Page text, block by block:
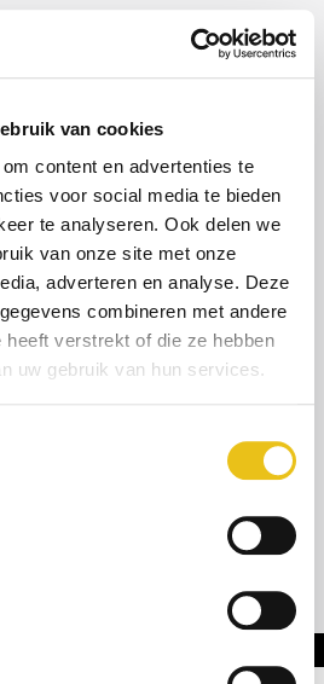
van cookies
content en advertenties te
voor social media te bieden
te analyseren. Ook delen we
van onze site met onze
adverteren en analyse. Deze
combineren met andere
heeft verstrekt of die ze hebben
uw gebruik van hun services.